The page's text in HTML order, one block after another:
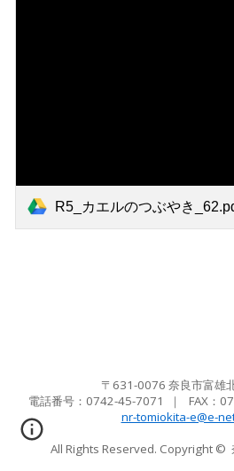
R5_カエルのつぶやき
〒631-0076 奈良市富雄
電話番号：0742-45-7071
｜ FAX：
nr-tomiokita-e@e-
All Rights Reserved. Copyright ©